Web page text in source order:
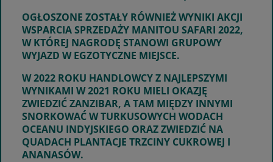
OGŁOSZONE ZOSTAŁY RÓWNIEŻ WYNIKI AKCJI
WSPARCIA SPRZEDAŻY MANITOU SAFARI 2022,
W KTÓREJ NAGRODĘ STANOWI GRUPOWY
WYJAZD W EGZOTYCZNE MIEJSCE.
W 2022 ROKU HANDLOWCY Z NAJLEPSZYMI
WYNIKAMI W 2021 ROKU MIELI OKAZJĘ
ZWIEDZIĆ ZANZIBAR, A TAM MIĘDZY INNYMI
SNORKOWAĆ W TURKUSOWYCH WODACH
OCEANU INDYJSKIEGO ORAZ ZWIEDZIĆ NA
QUADACH PLANTACJE TRZCINY CUKROWEJ I
ANANASÓW.